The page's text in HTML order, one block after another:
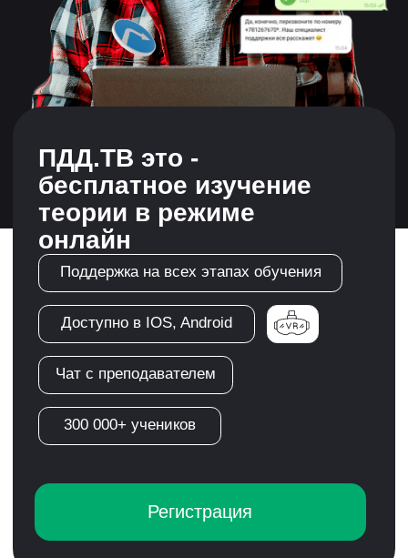
300 000+ учеников
Доступно в IOS, Android
Чат с преподавателем
Регистрация
Автошкола
"Движение11"- обучит
теории ПДД, научит
водить автомобиль и
сопроводит до
получения прав